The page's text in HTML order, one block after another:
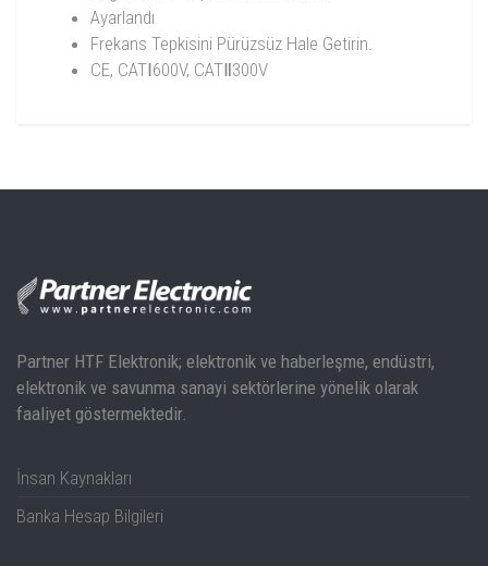
Ayarlandı
Frekans Tepkisini Pürüzsüz Hale Getirin.
CE, CATⅠ600V, CATⅡ300V
Partner HTF Elektronik; elektronik ve haberleşme, endüstri,
elektronik ve savunma sanayi sektörlerine yönelik olarak
faaliyet göstermektedir.
İnsan Kaynakları
Banka Hesap Bilgileri